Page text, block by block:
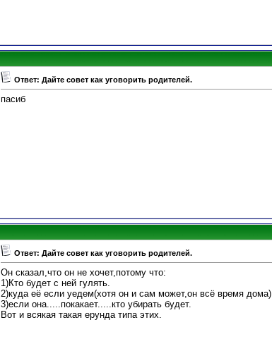
Ответ: Дайте совет как уговорить родителей.
пасиб
Ответ: Дайте совет как уговорить родителей.
Он сказал,что он не хочет,потому что:
1)Кто будет с ней гулять.
2)куда её если уедем(хотя он и сам может,он всё время дома)
3)если она.....покакает.....кто убирать будет.
Вот и всякая такая ерунда типа этих.